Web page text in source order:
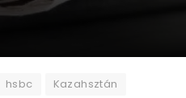
hsbc
Kazahsztán